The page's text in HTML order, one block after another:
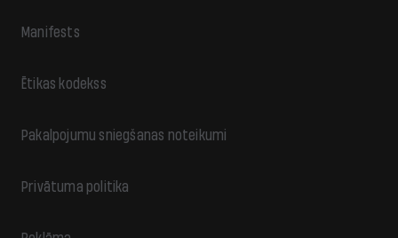
Manifests
Ētikas kodekss
Pakalpojumu sniegšanas noteikumi
Privātuma politika